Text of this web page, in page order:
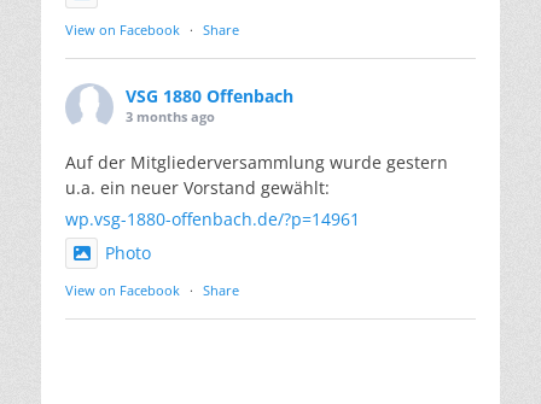
View on Facebook · Share
VSG 1880 Offenbach
3 months ago
Auf der Mitgliederversammlung wurde gestern
u.a. ein neuer Vorstand gewählt:
wp.vsg-1880-offenbach.de/?p=14961
Photo
View on Facebook · Share